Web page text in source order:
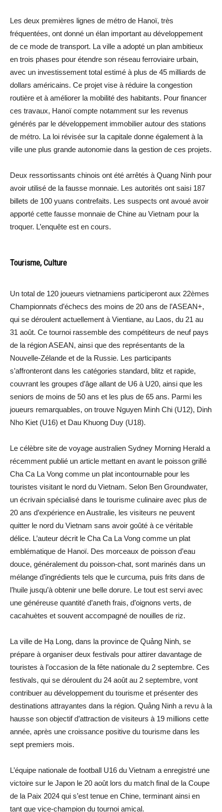
Les deux premières lignes de métro de Hanoï, très
fréquentées, ont donné un élan important au développement
de ce mode de transport. La ville a adopté un plan ambitieux
en trois phases pour étendre son réseau ferroviaire urbain,
avec un investissement total estimé à plus de 45 milliards de
dollars américains. Ce projet vise à réduire la congestion
routière et à améliorer la mobilité des habitants. Pour financer
ces travaux, Hanoï compte notamment sur les revenus
générés par le développement immobilier autour des stations
de métro. La loi révisée sur la capitale donne également à la
ville une plus grande autonomie dans la gestion de ces projets.
Deux ressortissants chinois ont été arrêtés à Quang Ninh pour
avoir utilisé de la fausse monnaie. Les autorités ont saisi 187
billets de 100 yuans contrefaits. Les suspects ont avoué avoir
apporté cette fausse monnaie de Chine au Vietnam pour la
troquer. L’enquête est en cours.
Tourisme, Culture
Un total de 120 joueurs vietnamiens participeront aux 22èmes
Championnats d’échecs des moins de 20 ans de l’ASEAN+,
qui se déroulent actuellement à Vientiane, au Laos, du 21 au
31 août. Ce tournoi rassemble des compétiteurs de neuf pays
de la région ASEAN, ainsi que des représentants de la
Nouvelle-Zélande et de la Russie. Les participants
s’affronteront dans les catégories standard, blitz et rapide,
couvrant les groupes d’âge allant de U6 à U20, ainsi que les
seniors de moins de 50 ans et les plus de 65 ans. Parmi les
joueurs remarquables, on trouve Nguyen Minh Chi (U12), Dinh
Nho Kiet (U16) et Dau Khuong Duy (U18).
Le célèbre site de voyage australien Sydney Morning Herald a
récemment publié un article mettant en avant le poisson grillé
Cha Ca La Vong comme un plat incontournable pour les
touristes visitant le nord du Vietnam. Selon Ben Groundwater,
un écrivain spécialisé dans le tourisme culinaire avec plus de
20 ans d’expérience en Australie, les visiteurs ne peuvent
quitter le nord du Vietnam sans avoir goûté à ce véritable
délice. L’auteur décrit le Cha Ca La Vong comme un plat
emblématique de Hanoï. Des morceaux de poisson d’eau
douce, généralement du poisson-chat, sont marinés dans un
mélange d’ingrédients tels que le curcuma, puis frits dans de
l’huile jusqu’à obtenir une belle dorure. Le tout est servi avec
une généreuse quantité d’aneth frais, d’oignons verts, de
cacahuètes et souvent accompagné de nouilles de riz.
La ville de Hạ Long, dans la province de Quảng Ninh, se
prépare à organiser deux festivals pour attirer davantage de
touristes à l’occasion de la fête nationale du 2 septembre. Ces
festivals, qui se déroulent du 24 août au 2 septembre, vont
contribuer au développement du tourisme et présenter des
destinations attrayantes dans la région. Quảng Ninh a revu à la
hausse son objectif d’attraction de visiteurs à 19 millions cette
année, après une croissance positive du tourisme dans les
sept premiers mois.
L’équipe nationale de football U16 du Vietnam a enregistré une
victoire sur le Japon le 20 août lors du match final de la Coupe
de la Paix 2024 qui s’est tenue en Chine, terminant ainsi en
tant que vice-champion du tournoi amical.